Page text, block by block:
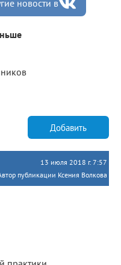
новости в
Добавить
13 июля 2018 г. 7:57
публикации Ксения Волкова